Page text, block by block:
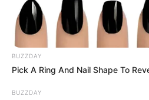
BUZZDAY
Pick A Ring And Nail Shape To
BUZZDAY